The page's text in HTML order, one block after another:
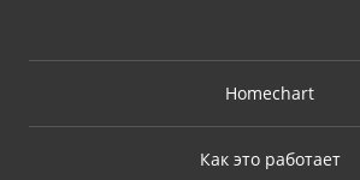
Homechart
Как это работает